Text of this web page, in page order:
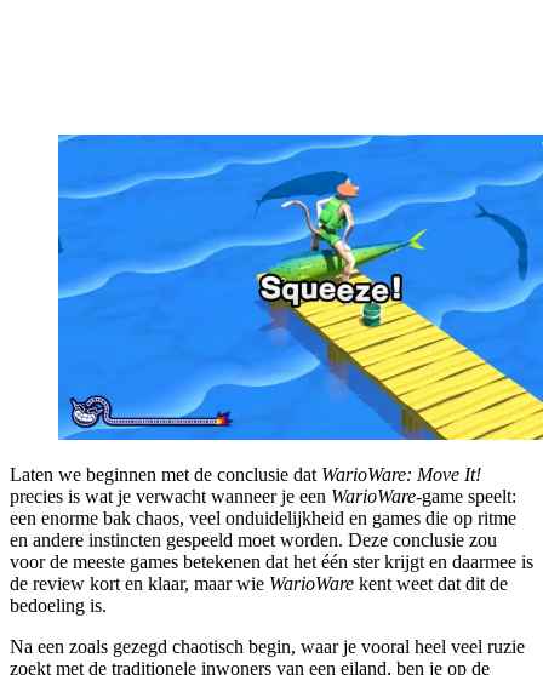
Laten we beginnen met de conclusie dat WarioWare: Move It!
precies is wat je verwacht wanneer je een WarioWare-game speelt:
een enorme bak chaos, veel onduidelijkheid en games die op ritme
en andere instincten gespeeld moet worden. Deze conclusie zou
voor de meeste games betekenen dat het één ster krijgt en daarmee is
de review kort en klaar, maar wie WarioWare kent weet dat dit de
bedoeling is.
Na een zoals gezegd chaotisch begin, waar je vooral heel veel ruzie
zoekt met de traditionele inwoners van een eiland, ben je op de